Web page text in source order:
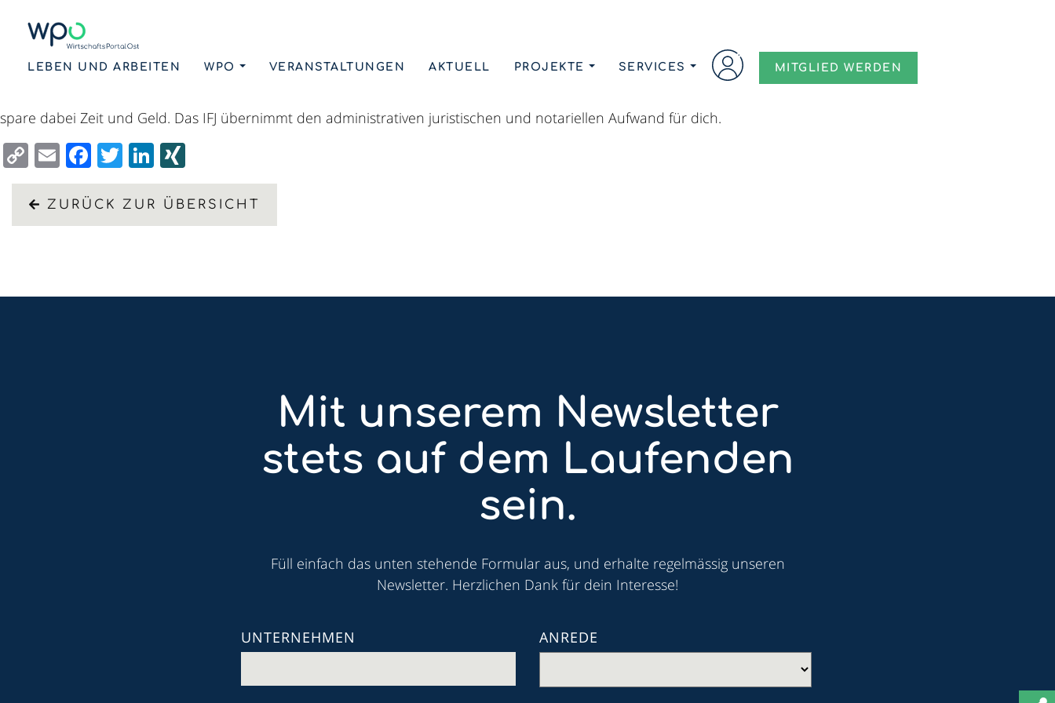
LEBEN UND ARBEITEN WPO VERANSTALTUNGEN AKTUELL PROJEKTE SERVICES MITGLIED WERDEN
spare dabei Zeit und Geld. Das IFJ übernimmt den administrativen juristischen und notariellen Aufwand für dich.
Copy
Link
EmailFacebook
TwitterLinkedIn
ZURÜCK ZUR ÜBERSICHT
Mit unserem Newsletter
stets auf dem Laufenden
sein.
Füll einfach das unten stehende Formular aus, und erhalte regelmässig unseren
Newsletter. Herzlichen Dank für dein Interesse!
UNTERNEHMEN ANREDE